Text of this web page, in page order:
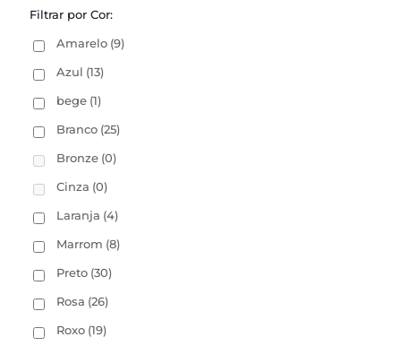
Filtrar por Cor:
Amarelo (9)
Azul (13)
bege (1)
Branco (25)
Bronze (0)
Cinza (0)
Laranja (4)
Marrom (8)
Preto (30)
Rosa (26)
Roxo (19)